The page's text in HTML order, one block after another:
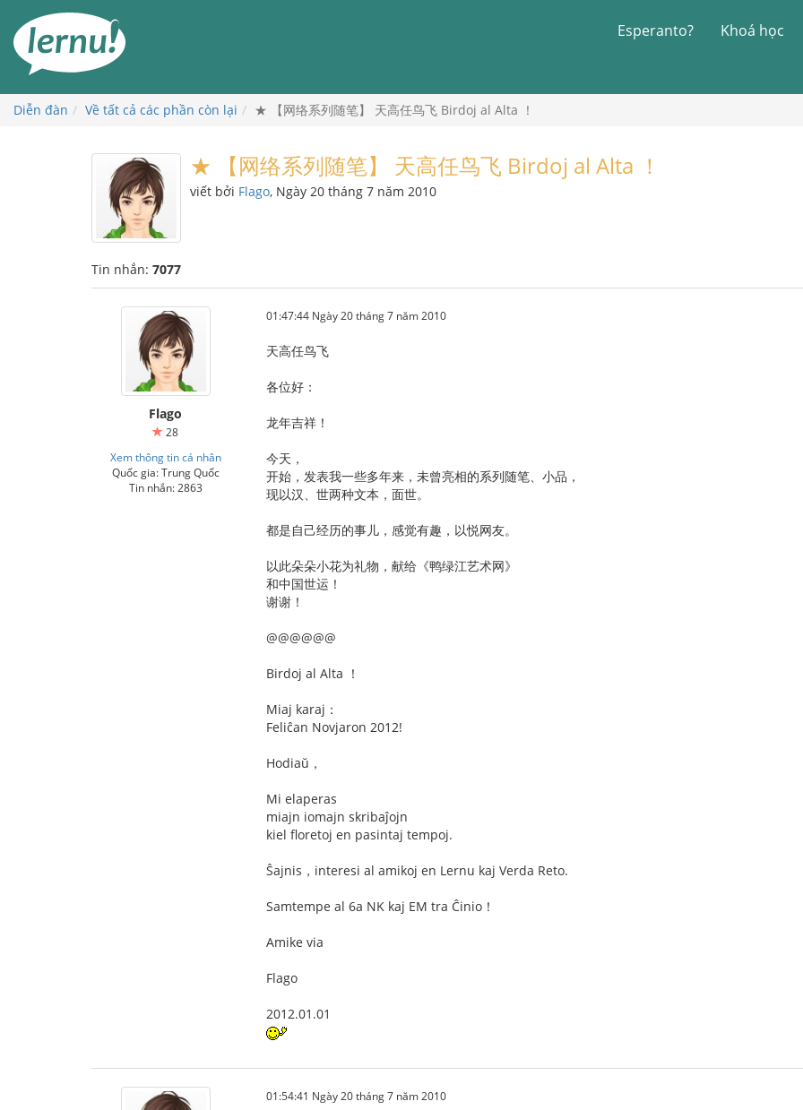
đến
phần
dung
Esperanto? Khoá học
Diễn đàn Về tất cả các phần còn lại ★ 【网络系列随笔】 天高任鸟飞 Birdoj al Alta ！
★ 【网络系列随笔】 天高任鸟飞 Birdoj al Alta ！
viết bởi Flago, Ngày 20 tháng 7 năm 2010
Tin nhắn: 7077
Flago
28
Xem thông tin cá nhân
Quốc gia: Trung Quốc
Tin nhắn: 2863
01:47:44 Ngày 20 tháng 7 năm 2010
天高任鸟飞
各位好：
龙年吉祥！
今天，
开始，发表我一些多年来，未曾亮相的系列随笔、小品，
现以汉、世两种文本，面世。
都是自己经历的事儿，感觉有趣，以悦网友。
以此朵朵小花为礼物，献给《鸭绿江艺术网》
和中国世运！
谢谢！
@@@@@@
Birdoj al Alta ！
Miaj karaj：
Feliĉan Novjaron 2012!
Hodiaŭ，
Mi elaperas
miajn iomajn skribaĵojn
kiel floretoj en pasintaj tempoj.
Ŝajnis，interesi al amikoj en Lernu kaj Verda Reto.
Samtempe al 6a NK kaj EM tra Ĉinio！
Amike via
Flago
2012.01.01
01:54:41 Ngày 20 tháng 7 năm 2010